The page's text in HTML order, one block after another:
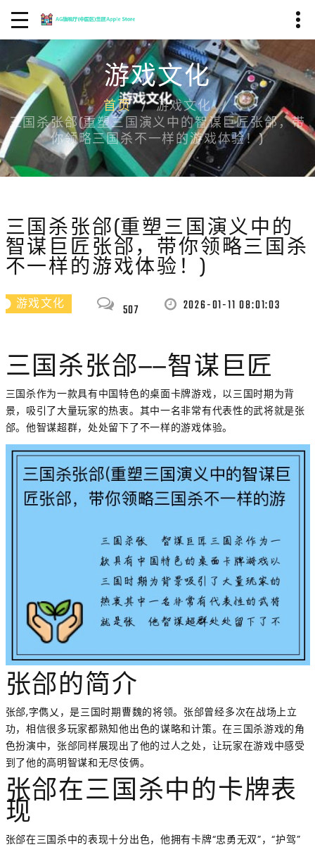
游戏文化
首页
游戏文化
三国杀张郃(重塑三国演义中的智谋巨匠张郃，带
你领略三国杀不一样的游戏体验！)
三国杀张郃(重塑三国演义中的
智谋巨匠张郃，带你领略三国杀
不一样的游戏体验！)
游戏文化 507 2026-01-11 08:01:03
三国杀张郃——智谋巨匠
三国杀作为一款具有中国特色的桌面卡牌游戏，以三国时期为背
景，吸引了大量玩家的热衷。其中一名非常有代表性的武将就是张
郃。他智谋超群，处处留下了不一样的游戏体验。
张郃的简介
张郃,字儁乂，是三国时期曹魏的将领。张郃曾经多次在战场上立
功，相信很多玩家都熟知他出色的谋略和计策。在三国杀游戏的角
色扮演中，张郃同样展现出了他的过人之处，让玩家在游戏中感受
到了他的高明智谋和无尽伎俩。
张郃在三国杀中的卡牌表
现
张郃在三国杀中的表现十分出色，他拥有卡牌“忠勇无双”，“护驾”